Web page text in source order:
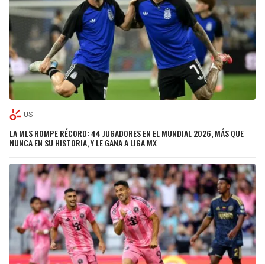
US
LA MLS ROMPE RÉCORD: 44 JUGADORES EN EL MUNDIAL 2026, MÁS QUE
NUNCA EN SU HISTORIA, Y LE GANA A LIGA MX